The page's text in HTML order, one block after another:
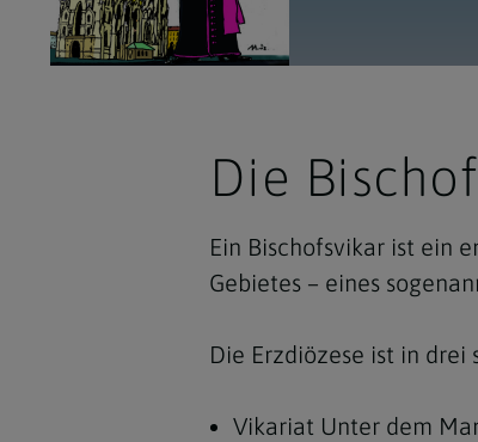
Die
Ein Bischofsvikar ist ein
Gebietes – eines
Die Erzdiözese ist in drei
Vikariat Unter dem